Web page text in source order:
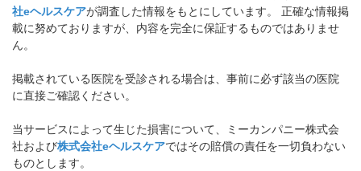
社eヘルスケアが調査した情報をもとにしています。 正確な情報掲
載に努めておりますが、内容を完全に保証するものではありませ
ん。
掲載されている医院を受診される場合は、事前に必ず該当の医院
に直接ご確認ください。
当サービスによって生じた損害について、ミーカンパニー株式会
社および株式会社eヘルスケアではその賠償の責任を一切負わない
ものとします。